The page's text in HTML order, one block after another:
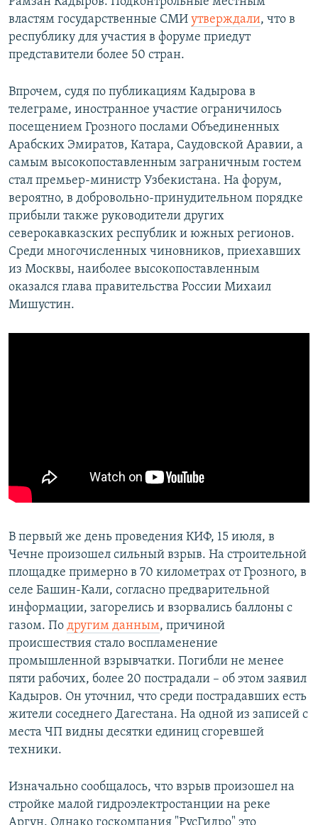
властям государственные СМИ утверждали, что в
республику для участия в форуме приедут
представители более 50 стран.
Впрочем, судя по публикациям Кадырова в
телеграме, иностранное участие ограничилось
посещением Грозного послами Объединенных
Арабских Эмиратов, Катара, Саудовской Аравии, а
самым высокопоставленным заграничным гостем
стал премьер-министр Узбекистана. На форум,
вероятно, в добровольно-принудительном порядке
прибыли также руководители других
северокавказских республик и южных регионов.
Среди многочисленных чиновников, приехавших
из Москвы, наиболее высокопоставленным
оказался глава правительства России Михаил
Мишустин.
В первый же день проведения КИФ, 15 июля, в
Чечне произошел сильный взрыв. На строительной
площадке примерно в 70 километрах от Грозного, в
селе Башин-Кали, согласно предварительной
информации, загорелись и взорвались баллоны с
газом. По другим данным, причиной
происшествия стало воспламенение
промышленной взрывчатки. Погибли не менее
пяти рабочих, более 20 пострадали – об этом заявил
Кадыров. Он уточнил, что среди пострадавших есть
жители соседнего Дагестана. На одной из записей с
места ЧП видны десятки единиц сгоревшей
техники.
Изначально сообщалось, что взрыв произошел на
стройке малой гидроэлектростанции на реке
Аргун. Однако госкомпания "РусГидро" это